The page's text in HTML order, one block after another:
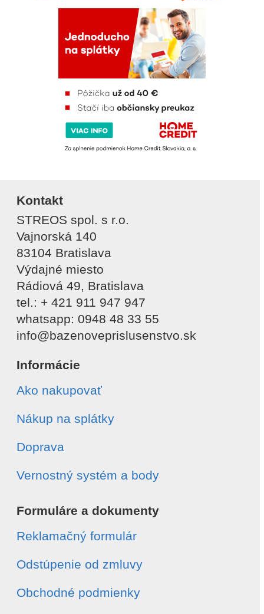
Kontakt
STREOS spol. s r.o.
Vajnorská 140
83104 Bratislava
Výdajné miesto
Rádiová 49, Bratislava
tel.: + 421 911 947 947
whatsapp: 0948 48 33 55
info@bazenoveprislusenstvo.sk
Informácie
Ako nakupovať
Nákup na splátky
Doprava
Vernostný systém a body
Formuláre a dokumenty
Reklamačný formulár
Odstúpenie od zmluvy
Obchodné podmienky